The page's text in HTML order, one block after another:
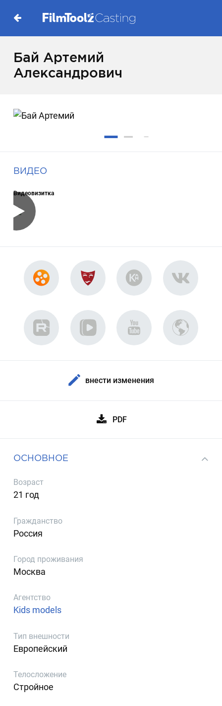
Бай Артемий
Александрович
ВИДЕО
Видеовизитка
внести изменения
PDF
ОСНОВНОЕ
Возраст
21 год
Гражданство
Россия
Город проживания
Москва
Агентство
Kids models
Тип внешности
Европейский
Телосложение
Стройное